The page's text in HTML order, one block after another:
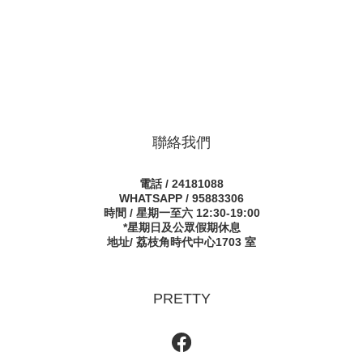
聯絡我們
電話 / 24181088
WHATSAPP / 95883306
時間 / 星期一至六 12:30-19:00
*星期日及公眾假期休息
地址/ 荔枝角時代中心1703 室
PRETTY